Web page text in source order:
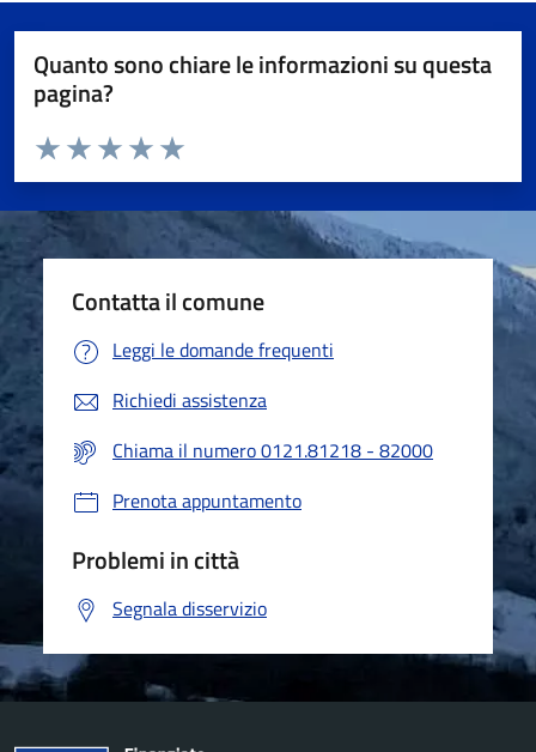
Quanto sono chiare le informazioni su questa
pagina?
Valuta da 1 a 5 stelle la pagina
Valuta 5 stelle su 5
Valuta 4 stelle su 5
Valuta 3 stelle su 5
Valuta 2 stelle su 5
Valuta 1 stelle su 5
Contatta il comune
Leggi le domande frequenti
Richiedi assistenza
Chiama il numero 0121.81218 - 82000
Prenota appuntamento
Problemi in città
Segnala disservizio